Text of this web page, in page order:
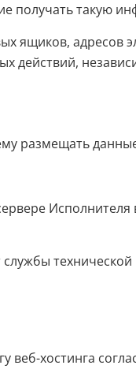
получать такую
ящиков, адресов
действий,
размещать
Исполнителя
веб-хостинга